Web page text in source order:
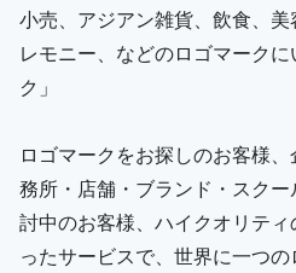
小売、アジアン雑貨、飲食、
レモニー、などのロゴマーク
ク」
ロゴマークをお探しのお客様
務所・店舗・ブランド・スク
討中のお客様、ハイクオリテ
ったサービスで、世界に一つ